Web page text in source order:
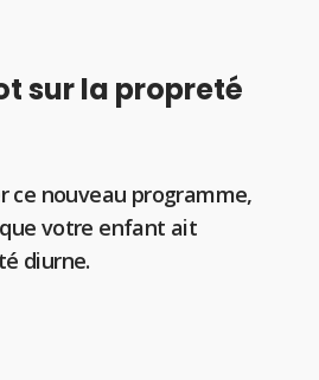
sur la propreté
ce nouveau programme,
votre enfant ait
diurne.